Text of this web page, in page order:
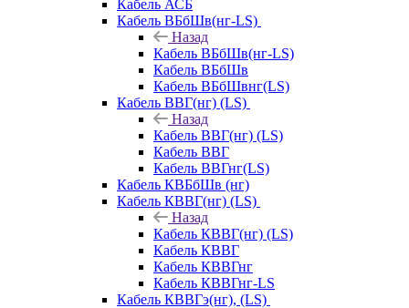
Кабель АСБ
Кабель ВБбШв(нг-LS)
Назад
Кабель ВБбШв(нг-LS)
Кабель ВБбШв
Кабель ВБбШвнг(LS)
Кабель ВВГ(нг) (LS)
Назад
Кабель ВВГ(нг) (LS)
Кабель ВВГ
Кабель ВВГнг(LS)
Кабель КВБбШв (нг)
Кабель КВВГ(нг) (LS)
Назад
Кабель КВВГ(нг) (LS)
Кабель КВВГ
Кабель КВВГнг
Кабель КВВГнг-LS
Кабель КВВГэ(нг), (LS)